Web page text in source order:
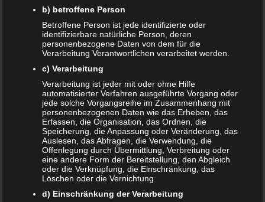
1 Prise Salz
60 ml Mineralwasser (bei Bedarf)
Speiseöl oder Kokosfett für die Pfanne
Öl und die Pfannkuchen gelingen deutlich besser!
So wird’s gemacht:
Alle Zutaten bis auf das Mineralwasser in eine große
Schüssel geben.
Zutaten vermengen bis ein glatter Teig entsteht. Sollte
der Teig zu dick- oder dünnflüssig sein, noch etwas
Mehl oder Milch hinzugeben.
Für einen möglichst lockeren Teig zusätzlich 60 ml
b) betroffene Person
Betroffene Person ist jede identifizierte oder
identifizierbare natürliche Person, deren
personenbezogene Daten von dem für die
Verarbeitung Verantwortlichen verarbeitet werden.
c) Verarbeitung
Verarbeitung ist jeder mit oder ohne Hilfe
automatisierter Verfahren ausgeführte Vorgang oder
jede solche Vorgangsreihe im Zusammenhang mit
personenbezogenen Daten wie das Erheben, das
Erfassen, die Organisation, das Ordnen, die
Speicherung, die Anpassung oder Veränderung, das
Auslesen, das Abfragen, die Verwendung, die
Offenlegung durch Übermittlung, Verbreitung oder
eine andere Form der Bereitstellung, den Abgleich
oder die Verknüpfung, die Einschränkung, das
Löschen oder die Vernichtung.
d) Einschränkung der Verarbeitung